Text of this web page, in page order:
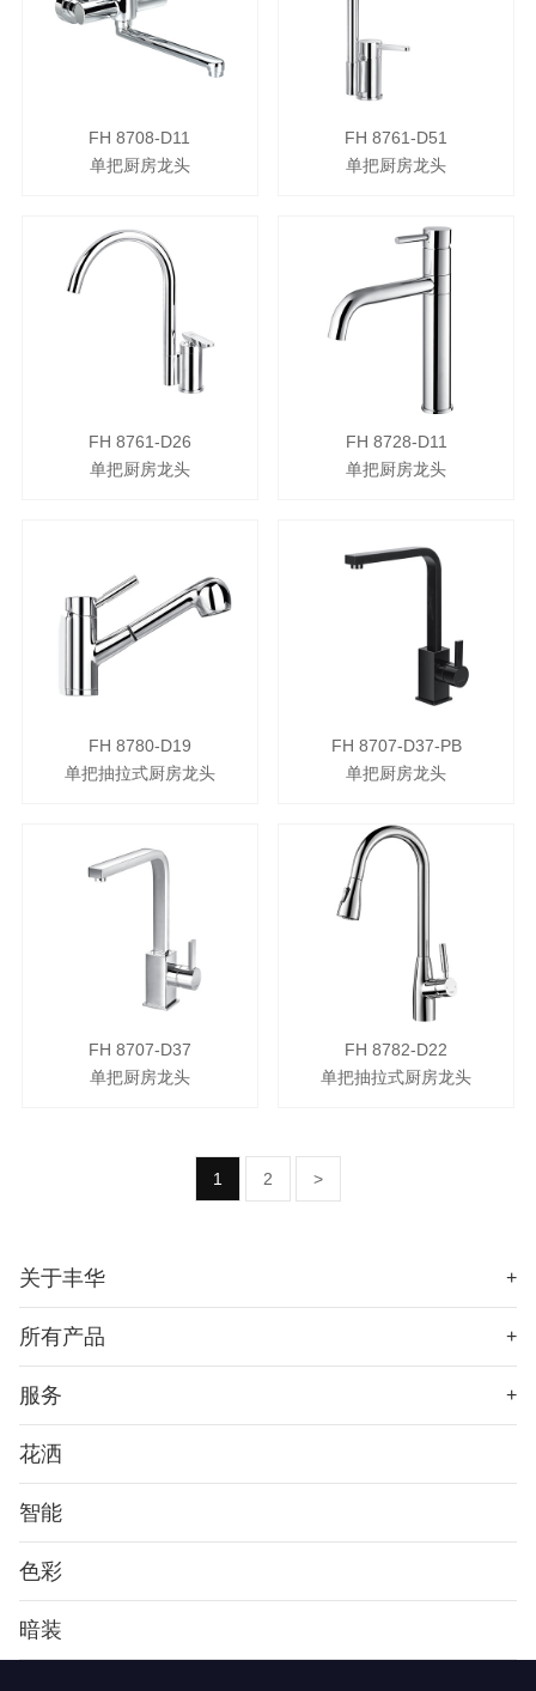
FH 8708-D11
单把厨房龙头
FH 8761-D51
单把厨房龙头
FH 8761-D26
单把厨房龙头
FH 8728-D11
单把厨房龙头
FH 8780-D19
单把抽拉式厨房龙头
FH 8707-D37-PB
单把厨房龙头
FH 8707-D37
单把厨房龙头
FH 8782-D22
单把抽拉式厨房龙头
1 2 >
关于丰华 +
所有产品 +
服务 +
花洒
智能
色彩
暗装